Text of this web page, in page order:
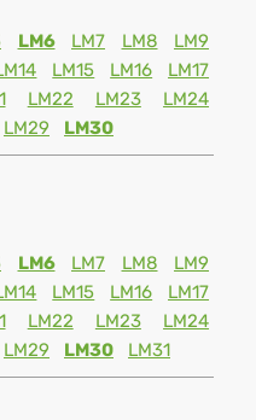
LM6 LM7 LM8
LM9
LM15 LM16
LM17
LM22 LM23
LM24
LM29 LM30
LM6 LM7 LM8
LM9
LM15 LM16
LM17
LM22 LM23
LM24
LM29 LM30 LM31